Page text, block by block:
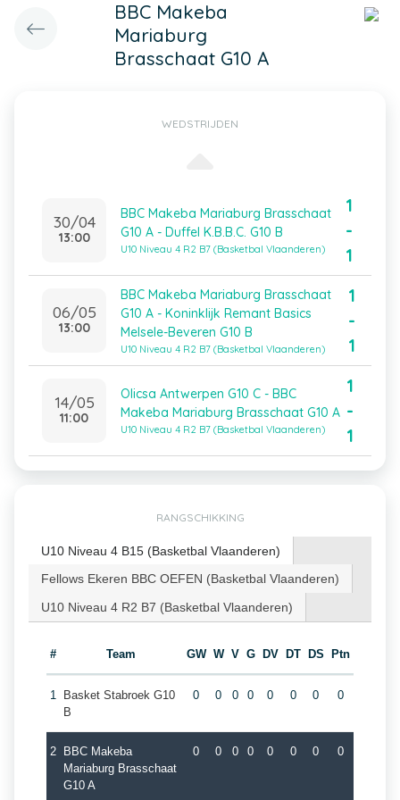
BBC Makeba
Mariaburg
Brasschaat G10 A
WEDSTRIJDEN
30/04
13:00
BBC Makeba Mariaburg Brasschaat
G10 A - Duffel K.B.B.C. G10 B
U10 Niveau 4 R2 B7 (Basketbal Vlaanderen)
1
-
1
06/05
13:00
BBC Makeba Mariaburg Brasschaat
G10 A - Koninklijk Remant Basics
Melsele-Beveren G10 B
U10 Niveau 4 R2 B7 (Basketbal Vlaanderen)
1
-
1
14/05
11:00
Olicsa Antwerpen G10 C - BBC
Makeba Mariaburg Brasschaat G10 A
U10 Niveau 4 R2 B7 (Basketbal Vlaanderen)
1
-
1
RANGSCHIKKING
U10 Niveau 4 B15 (Basketbal Vlaanderen)
Fellows Ekeren BBC OEFEN (Basketbal Vlaanderen)
U10 Niveau 4 R2 B7 (Basketbal Vlaanderen)
# Team GW W V G DV DT DS Ptn
1
Basket Stabroek G10
B
0 0 0 0 0 0 0 0
2
BBC Makeba
Mariaburg Brasschaat
G10 A
0 0 0 0 0 0 0 0